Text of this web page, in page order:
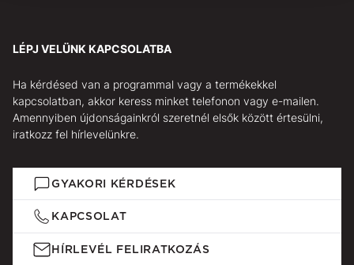
LÉPJ VELÜNK KAPCSOLATBA
Ha kérdésed van a programmal vagy a termékekkel
kapcsolatban, akkor keress minket telefonon vagy e-mailen.
Amennyiben újdonságainkról szeretnél elsők között értesülni,
iratkozz fel hírlevelünkre.
GYAKORI KÉRDÉSEK
KAPCSOLAT
HÍRLEVÉL FELIRATKOZÁS